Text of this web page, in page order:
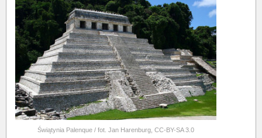
Świątynia Palenque / fot. Jan Harenburg, CC-BY-SA 3.0